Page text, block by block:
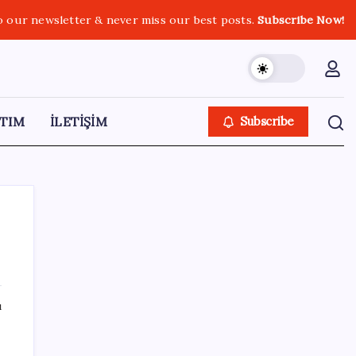
our newsletter & never miss our best posts.Subscribe Now!
İLETİŞİM Subscribe